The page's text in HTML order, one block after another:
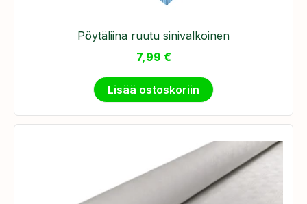
Pöytäliina ruutu sinivalkoinen
7,99 €
Lisää ostoskoriin